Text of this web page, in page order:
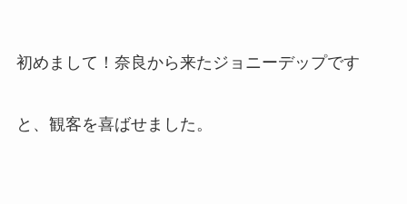
初めまして！奈良から来たジョニーデップです
と、観客を喜ばせました。